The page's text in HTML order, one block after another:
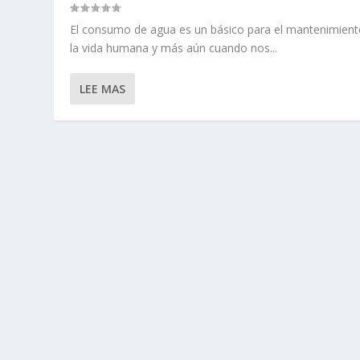
El consumo de agua es un básico para el
la vida humana y más aún cuando nos...
LEE MAS